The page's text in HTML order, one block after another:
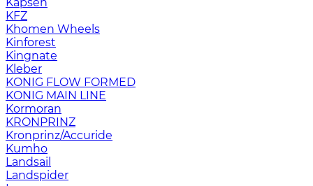
KFZ
Khomen Wheels
Kinforest
Kingnate
Kleber
KONIG FLOW FORMED
KONIG MAIN LINE
Kormoran
KRONPRINZ
Kronprinz/Accuride
Kumho
Landsail
Landspider